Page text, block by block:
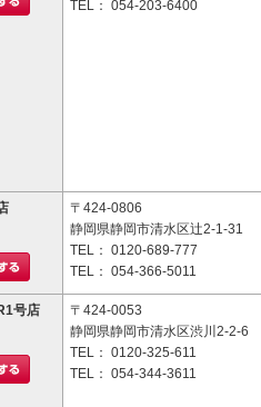
TEL： 054-203-6400
〒424-0806
静岡県静岡市清水区辻2-1-31
TEL： 0120-689-777
TEL： 054-366-5011
号店
〒424-0053
静岡県静岡市清水区渋川2-2-6
TEL： 0120-325-611
TEL： 054-344-3611